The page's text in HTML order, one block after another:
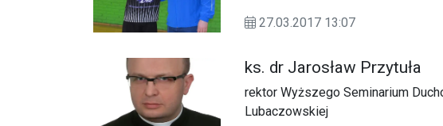
27.03.2017 13:07
ks. dr Jarosław Przytuła
rektor Wyższego Seminarium
Lubaczowskiej